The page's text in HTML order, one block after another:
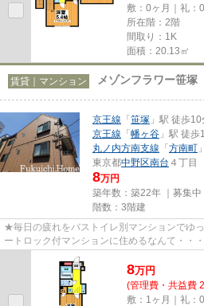
敷：0ヶ月｜礼：
所在階：2階
間取り：1K
面積：20.13㎡
賃貸｜マンション メゾンフラワー笹塚
京王線 「笹塚 」駅 徒歩10
京王線 「幡ヶ谷 」駅 徒歩
丸ノ内方南支線 「方南町
東京都中野区南台 ４丁目
8万円
築年数：築22年 ｜募集中
階数：3階建
★毎日の疲れをバストイレ別マンションでゆ
ートロック付マンションに住めるなんて・・
浴室乾燥機・TVドアホン付の特...
8万円
(管理費・共益費
敷：1ヶ月｜礼：